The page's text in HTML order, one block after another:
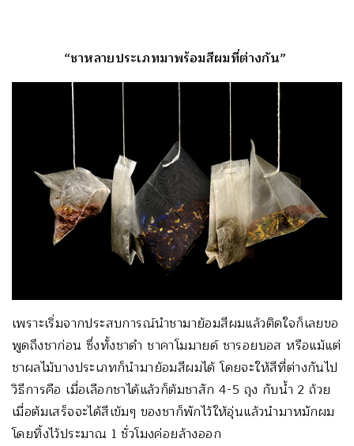
“ชาหลายประเภทมาพร้อมสีผมที่ต่างกัน”
เพราะเริ่มจากประสบการณ์นำชามาย้อมสีผมแล้วติดใจก็เลยขอ
พูดถึงชาก่อน ซึ่งทั้งชาดำ ชาคาโมมายด์ ชารอยบอส หรือแม้แต่
ชาผลไม้บางประเภทก็นำมาย้อมสีผมได้ โดยจะให้สีที่ต่างกันไป
วิธีการคือ เมื่อเลือกชาได้แล้วก็ต้มชาสัก 4-5 ถุง กับน้ำ 2 ถ้วย
เมื่อต้มเสร็จจะได้สีเข้มๆ ของชาก็พักไว้ให้อุ่นแล้วนำมาหมักผม
โดยทิ้งไว้ประมาณ 1 ชั่วโมงค่อยล้างออก